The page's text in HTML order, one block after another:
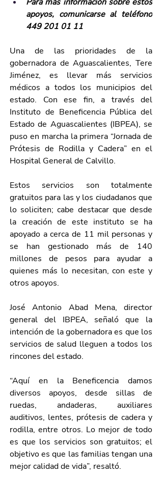
apoyos, comunicarse al teléfono
449 201 01 11
Una de las prioridades de la
gobernadora de Aguascalientes, Tere
Jiménez, es llevar más servicios
médicos a todos los municipios del
estado. Con ese fin, a través del
Instituto de Beneficencia Pública del
Estado de Aguascalientes (IBPEA), se
puso en marcha la primera “Jornada de
Prótesis de Rodilla y Cadera” en el
Hospital General de Calvillo.
Estos servicios son totalmente
gratuitos para las y los ciudadanos que
lo soliciten; cabe destacar que desde
la creación de este instituto se ha
apoyado a cerca de 11 mil personas y
se han gestionado más de 140
millones de pesos para ayudar a
quienes más lo necesitan, con este y
otros apoyos.
José Antonio Abad Mena, director
general del IBPEA, señaló que la
intención de la gobernadora es que los
servicios de salud lleguen a todos los
rincones del estado.
“Aquí en la Beneficencia damos
diversos apoyos, desde sillas de
ruedas, andaderas, auxiliares
auditivos, lentes, prótesis de cadera y
rodilla, entre otros. Lo mejor de todo
es que los servicios son gratuitos; el
objetivo es que las familias tengan una
mejor calidad de vida”, resaltó.